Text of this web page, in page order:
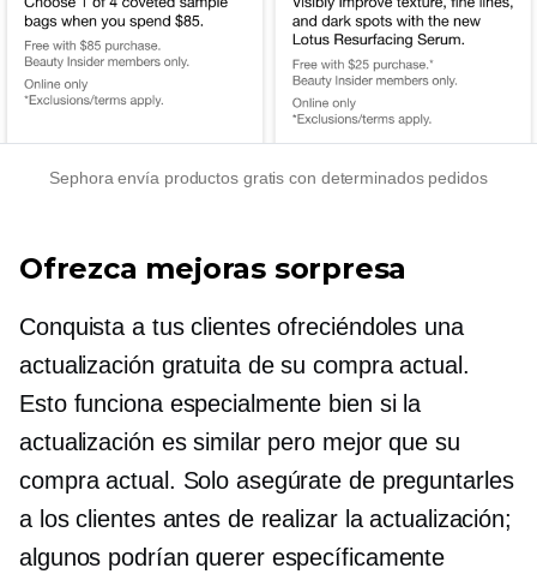
Sephora envía productos gratis con determinados pedidos
Ofrezca mejoras sorpresa
Conquista a tus clientes ofreciéndoles una
actualización gratuita de su compra actual.
Esto funciona especialmente bien si la
actualización es similar pero mejor que su
compra actual. Solo asegúrate de preguntarles
a los clientes antes de realizar la actualización;
algunos podrían querer específicamente